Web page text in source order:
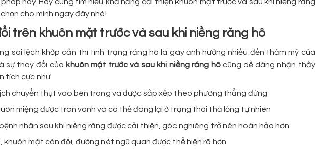
cho mình ngay đây nhé!
trên khuôn mặt trước và sau khi niềng răng hô
sai lệch khớp cắn thì tình trạng răng hô là gây ảnh hưởng nhiều đến thẩm mỹ của
sự thay đổi của khuôn mặt trước và sau khi niềng răng hôcũng dễ dàng nhận thấy
tích cực như:
chuyển thụt vào bên trong và được sắp xếp theo phương thẳng đứng
miệng được tròn vành và có thể đóng lại ở trạng thái thả lỏng tự nhiên
nhân sau khi niềng răng được cải thiện, góc nghiêng trở nên hoàn hảo hơn
khuôn mặt cân đối, đường nét ngũ quan được thể hiện rõ hơn